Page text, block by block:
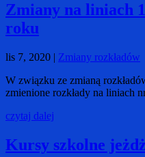
Zmiany na liniach
roku
lis 7, 2020 | Zmiany rozkładów
W związku ze zmianą
zmienione rozkłady na liniach
czytaj dalej
Kursy szkolne